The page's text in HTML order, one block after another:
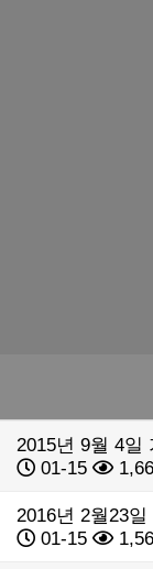
2015년 9월 4일
01-15
2016년 2월23
01-15